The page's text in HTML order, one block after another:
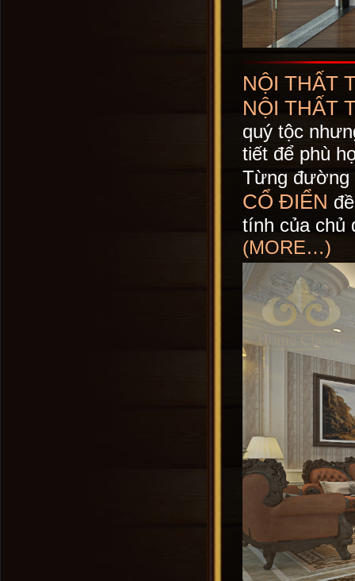
NỘI THẤT
NỘI THẤT
quý tộc
tiết để phù
Từng
CỔ ĐIỂN
tính của chủ
(MORE…)